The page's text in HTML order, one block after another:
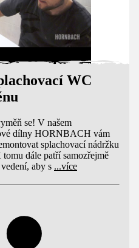
WC
se! V našem
dílny HORNBACH vám
splachovací nádržku
dále patří samozřejmě
aby s ...více